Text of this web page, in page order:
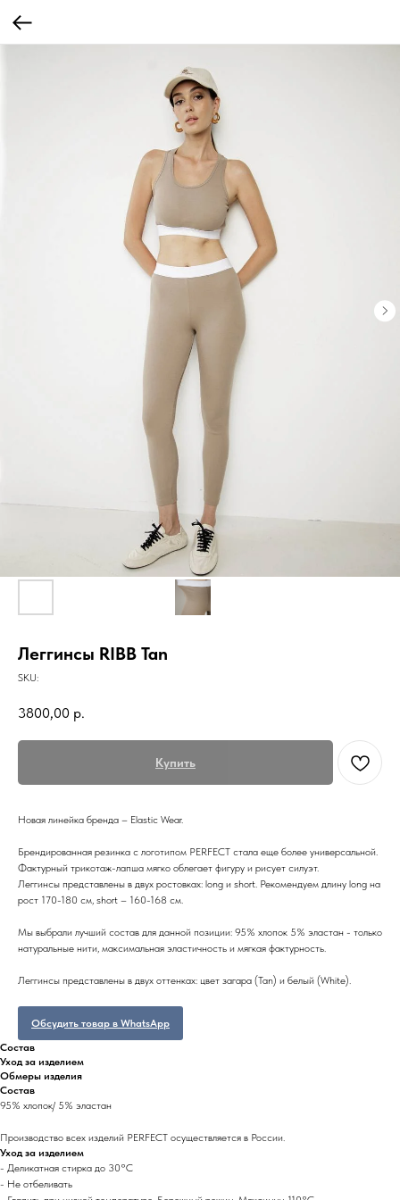
Леггинсы RIBB Tan
SKU:
3800,00 р.
Купить
Новая линейка бренда – Elastic Wear.
Брендированная резинка с логотипом PERFECT стала еще более универсальной.
Фактурный трикотаж-лапша мягко облегает фигуру и рисует силуэт.
Леггинсы представлены в двух ростовках: long и short. Рекомендуем длину long на
рост 170-180 см, short – 160-168 см.
Мы выбрали лучший состав для данной позиции: 95% хлопок 5% эластан - только
натуральные нити, максимальная эластичность и мягкая фактурность.
Леггинсы представлены в двух оттенках: цвет загара (Tan) и белый (White).
Обсудить товар в WhatsApp
Состав
Уход за изделием
Обмеры изделия
Состав
95% хлопок/ 5% эластан
Производство всех изделий PERFECT осуществляется в России.
Уход за изделием
- Деликатная стирка до 30°C
- Не отбеливать